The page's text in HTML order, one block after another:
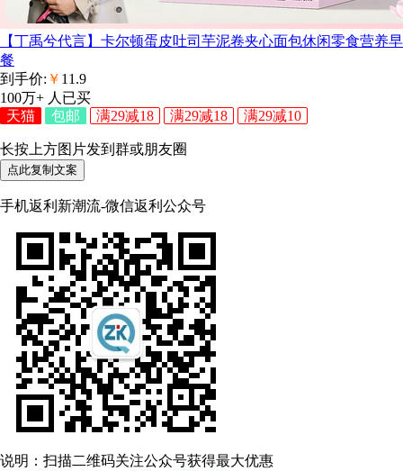
【丁禹兮代言】卡尔顿蛋皮吐司芋泥卷夹心面包休闲零食营养早
餐
到手价: ￥ 11.9
100万+ 人已买
天猫
包邮 满29减18 满29减18 满29减10
长按上方图片发到群或朋友圈
点此复制文案
手机返利新潮流-微信返利公众号
说明：扫描二维码关注公众号获得最大优惠